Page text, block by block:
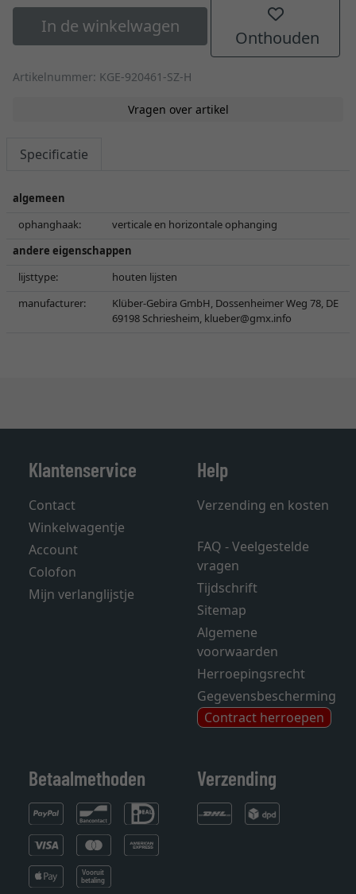
In de winkelwagen
Onthouden
Artikelnummer: KGE-920461-SZ-H
Vragen over artikel
Specificatie
algemeen
ophanghaak:
verticale en horizontale ophanging
andere eigenschappen
lijsttype:
houten lijsten
manufacturer:
Klüber-Gebira GmbH, Dossenheimer Weg 78, DE
69198 Schriesheim, klueber@gmx.info
Klantenservice
Contact
Winkelwagentje
Account
Colofon
Mijn verlanglijstje
Help
Verzending en kosten
FAQ - Veelgestelde
vragen
Tijdschrift
Sitemap
Algemene
voorwaarden
Herroepingsrecht
Gegevensbescherming
Contract herroepen
Betaalmethoden Verzending